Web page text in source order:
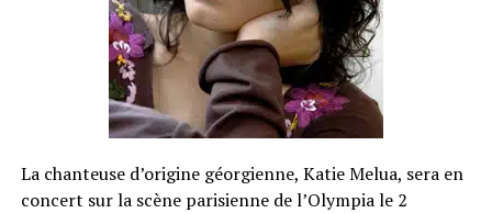
La chanteuse d’origine géorgienne, Katie Melua, sera en
concert sur la scène parisienne de l’Olympia le 2